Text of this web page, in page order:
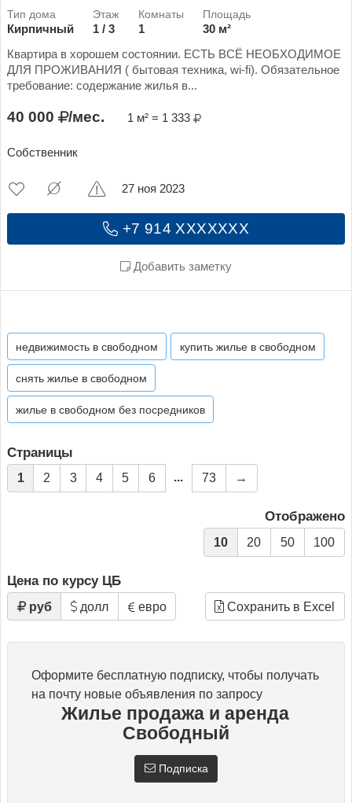
Кирпичный 1 / 3 1
30 м²
Квартира в хорошем состоянии. ЕСТЬ ВСЁ НЕОБХОДИМОЕ
ДЛЯ ПРОЖИВАНИЯ ( бытовая техника, wi-fi). Обязательное
требование: содержание жилья в...
40 000 /мес. 1 м² = 1 333
Собственник
+7 914 XXXXXXX
Добавить заметку
27 ноя 2023
недвижимость в свободном купить жилье в свободном
снять жилье в свободном
жилье в свободном без посредников
Страницы
1 2 3 4 5 6 ... 73 →
Отображено
10 20 50 100
Цена по курсу ЦБ
руб долл евро Сохранить в Excel
Оформите бесплатную подписку, чтобы получать
на почту новые объявления по запросу
Жилье продажа и аренда
Свободный
Подписка